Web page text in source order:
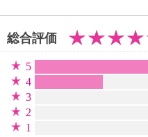
総合評価
5
4
3
2
1